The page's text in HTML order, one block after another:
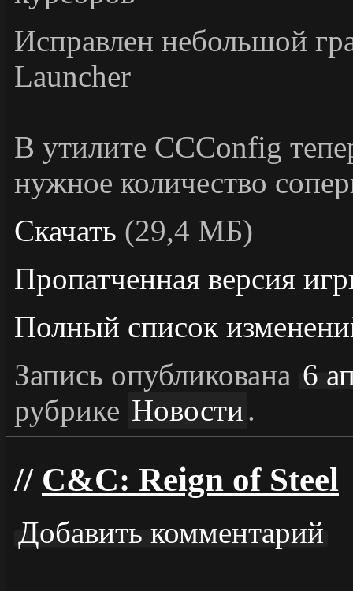
Исправлен небольшой
Launcher
В утилите CCConfig
нужное количество
Скачать (29,4 МБ)
Пропатченная версия
Полный список
Запись опубликована 6
рубрике Новости.
C&C: Reign of Steel
Добавить комментарий